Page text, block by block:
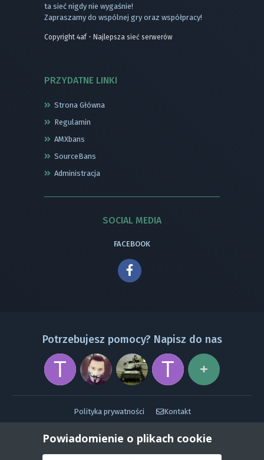
ta sieć nigdy nie wygaśnie!
Zapraszamy do wspólnej gry oraz współpracy!
Copyright 4af - Najlepsza sieć serwerów
PRZYDATNE LINKI
Strona Główna
Regulamin
AMXbans
SourceBans
Administracja
SOCIAL MEDIA
FACEBOOK
Potrzebujesz pomocy? Napisz do nas
Polityka prywatności
Kontakt
Powiadomienie o plikach cookie